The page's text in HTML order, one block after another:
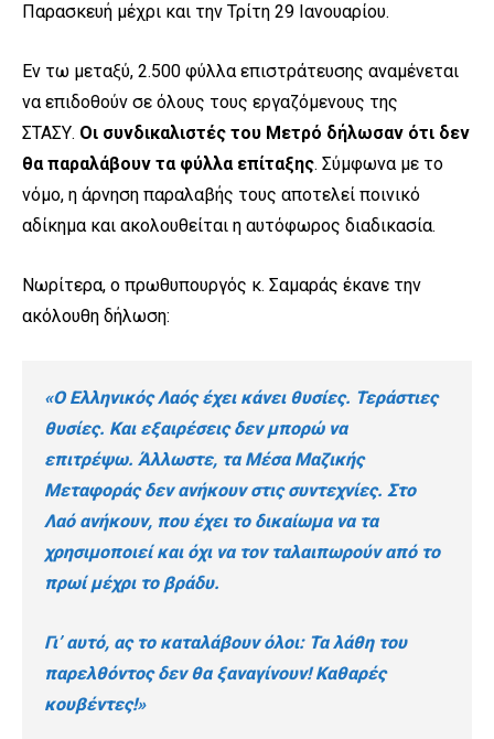
Παρασκευή μέχρι και την Τρίτη 29 Ιανουαρίου.
Εν τω μεταξύ, 2.500 φύλλα επιστράτευσης αναμένεται
να επιδοθούν σε όλους τους εργαζόμενους της
ΣΤΑΣΥ. Οι συνδικαλιστές του Μετρό δήλωσαν ότι δεν
θα παραλάβουν τα φύλλα επίταξης. Σύμφωνα με το
νόμο, η άρνηση παραλαβής τους αποτελεί ποινικό
αδίκημα και ακολουθείται η αυτόφωρος διαδικασία.
Νωρίτερα, ο πρωθυπουργός κ. Σαμαράς έκανε την
ακόλουθη δήλωση:
«Ο Ελληνικός Λαός έχει κάνει θυσίες. Τεράστιες
θυσίες. Και εξαιρέσεις δεν μπορώ να
επιτρέψω. Άλλωστε, τα Μέσα Μαζικής
Μεταφοράς δεν ανήκουν στις συντεχνίες. Στο
Λαό ανήκουν, που έχει το δικαίωμα να τα
χρησιμοποιεί και όχι να τον ταλαιπωρούν από το
πρωί μέχρι το βράδυ.
Γι’ αυτό, ας το καταλάβουν όλοι: Τα λάθη του
παρελθόντος δεν θα ξαναγίνουν! Καθαρές
κουβέντες!»